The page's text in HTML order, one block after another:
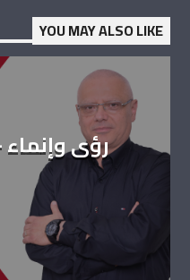
YOU MAY ALSO LIKE
رؤى